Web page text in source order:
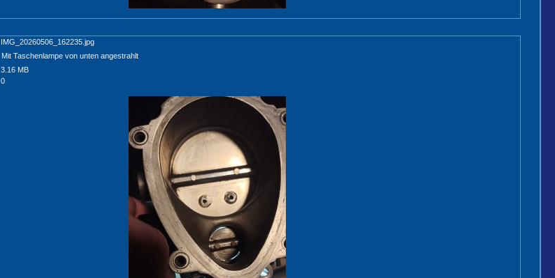
IMG_20260506_162235.jpg
Mit Taschenlampe von unten angestrahlt
3.16 MB
0